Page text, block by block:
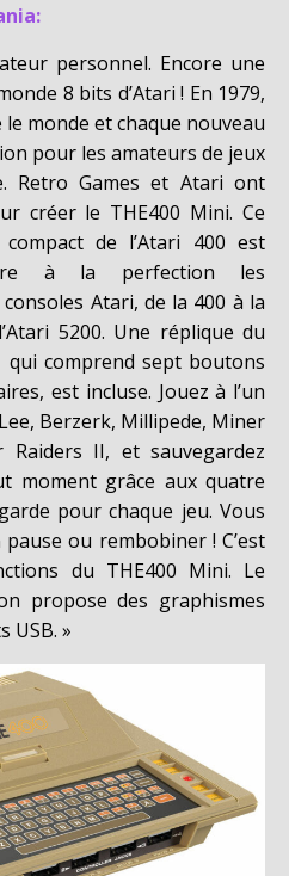
personnel. Encore une
8 bits d’Atari ! En 1979,
monde et chaque nouveau
pour les amateurs de jeux
Retro Games et Atari ont
créer le THE400 Mini. Ce
de l’Atari 400 est
à la perfection les
Atari, de la 400 à la
5200. Une réplique du
qui comprend sept boutons
est incluse. Jouez à l’un
Berzerk, Millipede, Miner
Raiders II, et sauvegardez
moment grâce aux quatre
pour chaque jeu. Vous
ou rembobiner ! C’est
du THE400 Mini. Le
propose des graphismes
USB. »